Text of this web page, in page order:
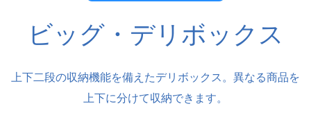
ビッグ・デリボックス
上下二段の収納機能を備えたデリボックス。異なる商品を
上下に分けて収納できます。